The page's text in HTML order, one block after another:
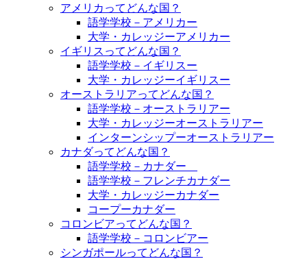
アメリカってどんな国？
語学学校－アメリカー
大学・カレッジーアメリカー
イギリスってどんな国？
語学学校－イギリスー
大学・カレッジーイギリスー
オーストラリアってどんな国？
語学学校－オーストラリアー
大学・カレッジーオーストラリアー
インターンシップーオーストラリアー
カナダってどんな国？
語学学校－カナダー
語学学校－フレンチカナダー
大学・カレッジーカナダー
コープーカナダー
コロンビアってどんな国？
語学学校－コロンビアー
シンガポールってどんな国？